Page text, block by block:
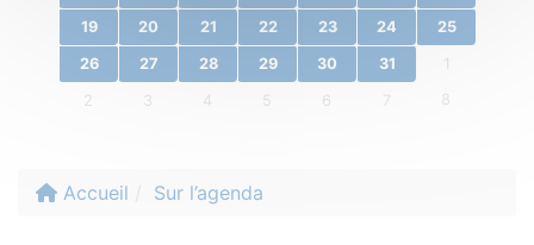
19 20 21 22 23 24 25
26 27 28 29 30 31
2 3 4 5 6 7 8
Accueil Sur l’agenda